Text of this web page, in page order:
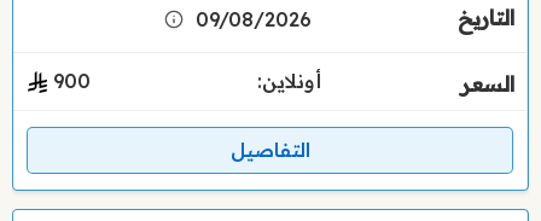
09/08/2026
أونلاين: 900
التفاصيل